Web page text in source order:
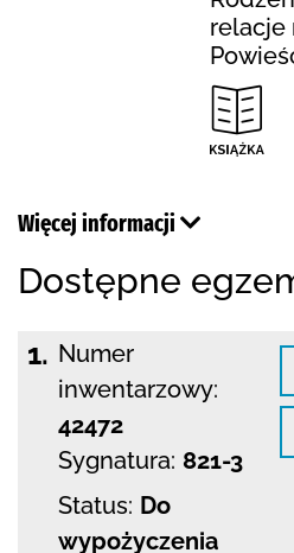
relacje
Więcej informacji
Dostępne
1. Numer
inwentarzowy:
42472
Sygnatura: 821-3
Status: Do
wypożyczenia